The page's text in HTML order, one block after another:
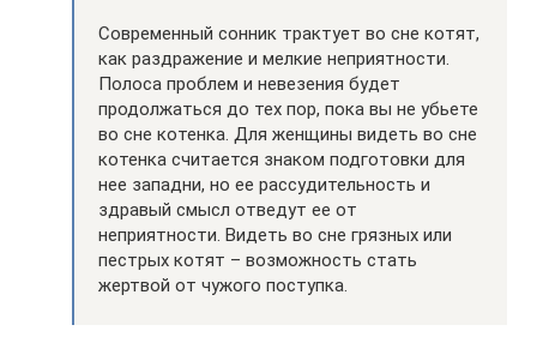
Современный сонник трактует во сне котят,
как раздражение и мелкие неприятности.
Полоса проблем и невезения будет
продолжаться до тех пор, пока вы не убьете
во сне котенка. Для женщины видеть во сне
котенка считается знаком подготовки для
нее западни, но ее рассудительность и
здравый смысл отведут ее от
неприятности. Видеть во сне грязных или
пестрых котят – возможность стать
жертвой от чужого поступка.